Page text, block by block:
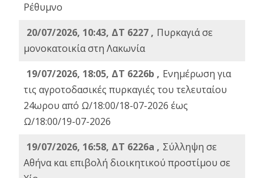
Ρέθυμνο
20/07/2026, 10:43, ΔΤ 6227 , Πυρκαγιά σε
μονοκατοικία στη Λακωνία
19/07/2026, 18:05, ΔΤ 6226b , Ενημέρωση για
τις αγροτοδασικές πυρκαγιές του τελευταίου
24ωρου από Ω/18:00/18-07-2026 έως
Ω/18:00/19-07-2026
19/07/2026, 16:58, ΔΤ 6226a , Σύλληψη σε
Αθήνα και επιβολή διοικητικού προστίμου σε